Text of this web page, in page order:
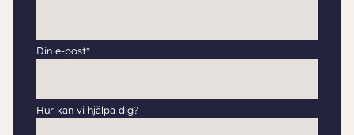
Din e-post*
Hur kan vi hjälpa dig?